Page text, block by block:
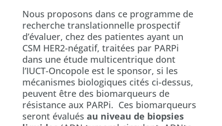
Nous proposons dans ce programme de
recherche translationnelle prospectif
d’évaluer, chez des patientes ayant un
CSM HER2-négatif, traitées par PARPi
dans une étude multicentrique dont
l’IUCT-Oncopole est le sponsor, si les
mécanismes biologiques cités ci-dessus,
peuvent être des biomarqueurs de
résistance aux PARPi. Ces biomarqueurs
seront évalués au niveau de biopsies